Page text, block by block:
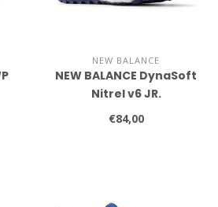
NEW BALANCE
NEW BALANCE DynaSoft
Nitrel v6 JR.
€84,00